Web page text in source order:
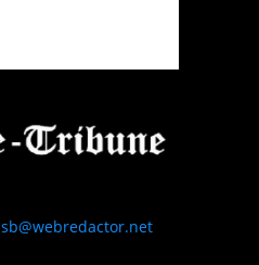
sb@webredactor.net